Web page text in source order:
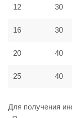
12 30
16 30
20 40
25 40
Для получения